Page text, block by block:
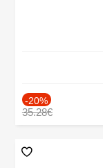
-20%
35.28€